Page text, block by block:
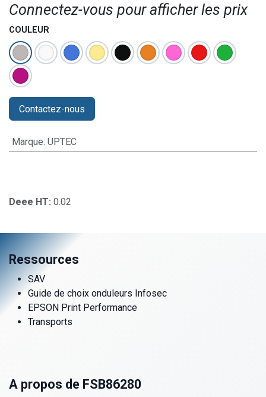
Connectez-vous pour afficher les prix​
COULEUR
Contactez-nous
Marque: UPTEC
Deee HT: 0.02
Ressources
SAV
Guide de choix onduleurs Infosec
EPSON Print Performance
Transports
A propos de FSB86280